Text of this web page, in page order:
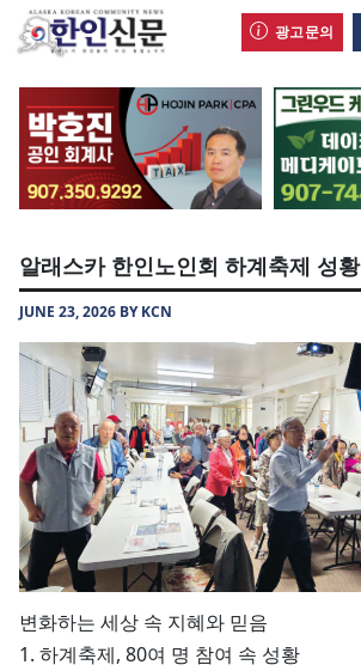
광고문의
알래스카 한인노인회 하계축제 성황
JUNE 23, 2026 BY KCN
변화하는 세상 속 지혜와 믿음
1. 하계축제, 80여 명 참여 속 성황